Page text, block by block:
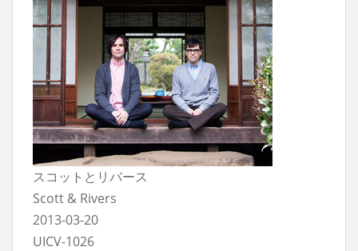
スコットとリバース
Scott & Rivers
2013-03-20
UICV-1026